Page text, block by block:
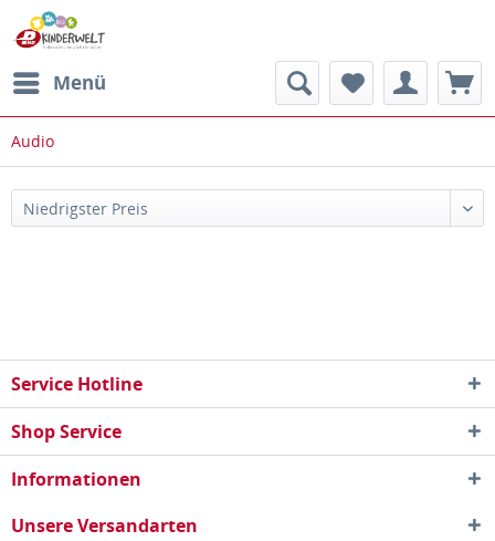
Menü
Audio
Service Hotline
Shop Service
Informationen
Unsere Versandarten